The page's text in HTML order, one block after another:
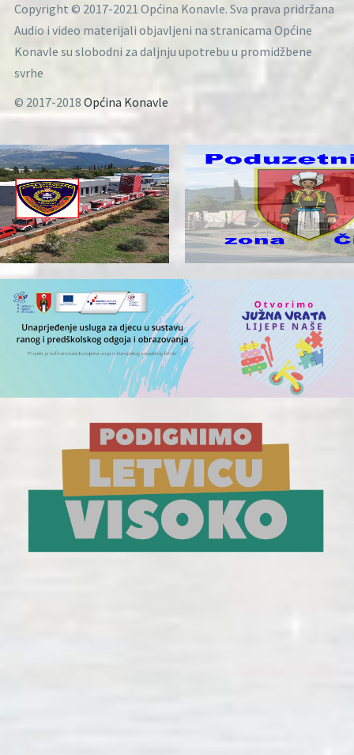
Copyright © 2017-2021 Općina Konavle. Sva prava pridržana
Audio i video materijali objavljeni na stranicama Općine
Konavle su slobodni za daljnju upotrebu u promidžbene
svrhe
© 2017-2018 Općina Konavle